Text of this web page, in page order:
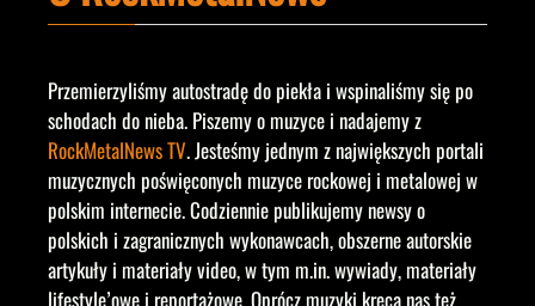
Przemierzyliśmy autostradę do piekła i wspinaliśmy się po
schodach do nieba. Piszemy o muzyce i nadajemy z
RockMetalNews TV. Jesteśmy jednym z największych portali
muzycznych poświęconych muzyce rockowej i metalowej w
polskim internecie. Codziennie publikujemy newsy o
polskich i zagranicznych wykonawcach, obszerne autorskie
artykuły i materiały video, w tym m.in. wywiady, materiały
lifestyle’owe i reportażowe. Oprócz muzyki kręcą nas też